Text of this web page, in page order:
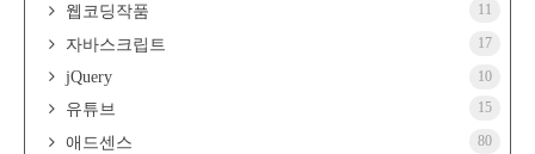
웹코딩작품 11
자바스크립트 17
jQuery 10
유튜브 15
애드센스 80